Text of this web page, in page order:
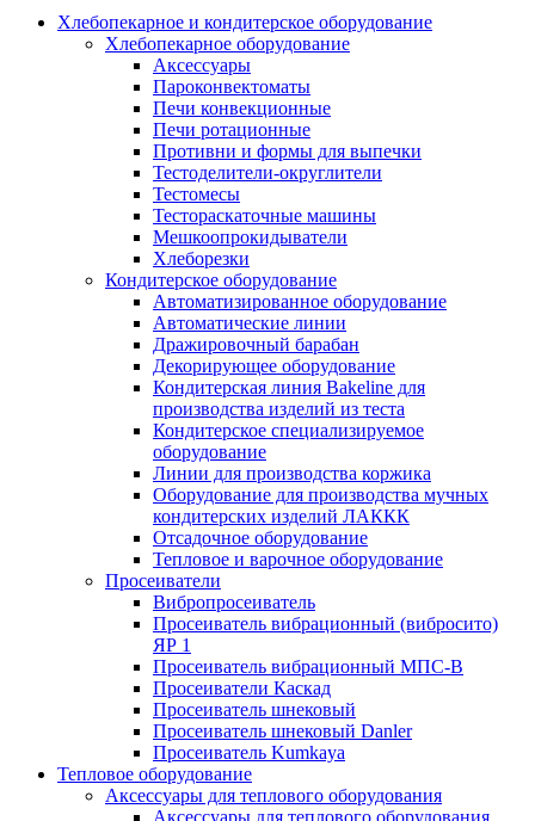
Хлебопекарное и кондитерское оборудование
Хлебопекарное оборудование
Аксессуары
Пароконвектоматы
Печи конвекционные
Печи ротационные
Противни и формы для выпечки
Тестоделители-округлители
Тестомесы
Тестораскаточные машины
Мешкоопрокидыватели
Хлеборезки
Кондитерское оборудование
Автоматизированное оборудование
Автоматические линии
Дражировочный барабан
Декорирующее оборудование
Кондитерская линия Bakeline для
производства изделий из теста
Кондитерское специализируемое
оборудование
Линии для производства коржика
Оборудование для производства мучных
кондитерских изделий ЛАККК
Отсадочное оборудование
Тепловое и варочное оборудование
Просеиватели
Вибропросеиватель
Просеиватель вибрационный (вибросито)
ЯР 1
Просеиватель вибрационный МПС-В
Просеиватели Каскад
Просеиватель шнековый
Просеиватель шнековый Danler
Просеиватель Kumkaya
Тепловое оборудование
Аксессуары для теплового оборудования
Аксессуары для теплового оборудования